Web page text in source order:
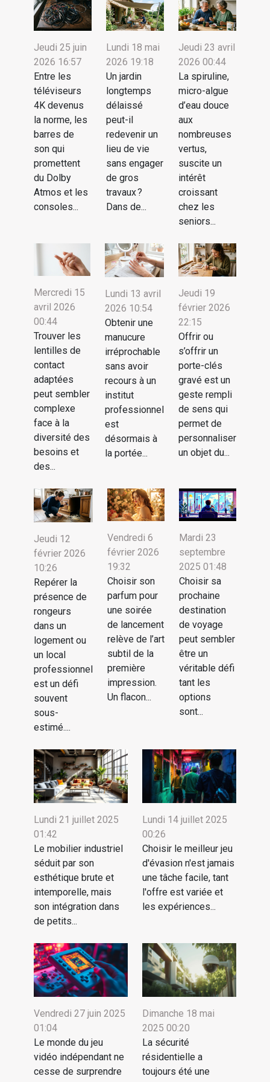
Jeudi 25 juin
2026 16:57
Entre les
téléviseurs
4K devenus
la norme, les
barres de
son qui
promettent
du Dolby
Atmos et les
consoles...
Lundi 18 mai
2026 19:18
Un jardin
longtemps
délaissé
peut-il
redevenir un
lieu de vie
sans engager
de gros
travaux ?
Dans de...
Jeudi 23 avril
2026 00:44
La spiruline,
micro-algue
d’eau douce
aux
nombreuses
vertus,
suscite un
intérêt
croissant
chez les
seniors...
Mercredi 15
avril 2026
00:44
Trouver les
lentilles de
contact
adaptées
peut sembler
complexe
face à la
diversité des
besoins et
des...
Lundi 13 avril
2026 10:54
Obtenir une
manucure
irréprochable
sans avoir
recours à un
institut
professionnel
est
désormais à
la portée...
Jeudi 19
février 2026
22:15
Offrir ou
s’offrir un
porte-clés
gravé est un
geste rempli
de sens qui
permet de
personnaliser
un objet du...
Jeudi 12
février 2026
10:26
Repérer la
présence de
rongeurs
dans un
logement ou
un local
professionnel
est un défi
souvent
sous-
estimé....
Vendredi 6
février 2026
19:32
Choisir son
parfum pour
une soirée
de lancement
relève de l’art
subtil de la
première
impression.
Un flacon...
Mardi 23
septembre
2025 01:48
Choisir sa
prochaine
destination
de voyage
peut sembler
être un
véritable défi
tant les
options
sont...
Lundi 21 juillet 2025
01:42
Le mobilier industriel
séduit par son
esthétique brute et
intemporelle, mais
son intégration dans
de petits...
Lundi 14 juillet 2025
00:26
Choisir le meilleur jeu
d'évasion n'est jamais
une tâche facile, tant
l'offre est variée et
les expériences...
Vendredi 27 juin 2025
01:04
Le monde du jeu
vidéo indépendant ne
cesse de surprendre
Dimanche 18 mai
2025 00:20
La sécurité
résidentielle a
toujours été une